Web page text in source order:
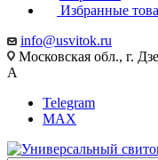
Избранные
info@usvitok.ru
Московская обл., г.
А
Telegram
MAX